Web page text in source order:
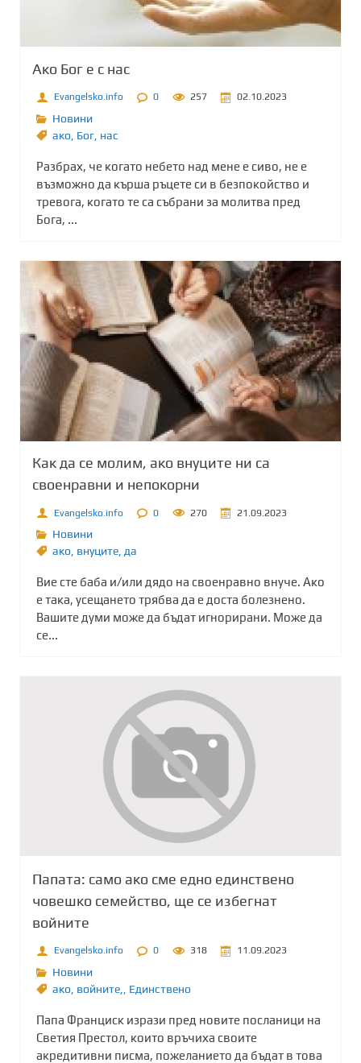
Ако Бог е с нас
Evangelsko.info 0 257 02.10.2023
Новини
ако Бог нас
Разбрах, че когато небето над мене е сиво, не е
възможно да кърша ръцете си в безпокойство и
тревога, когато те са събрани за молитва пред
Бога, ...
Как да се молим, ако внуците ни са
своенравни и непокорни
Evangelsko.info 0 270 21.09.2023
Новини
ако, внуците, да
Вие сте баба и/или дядо на своенравно внуче. Ако
е така, усещането трябва да е доста болезнено.
Вашите думи може да бъдат игнорирани. Може да
се...
Папата: само ако сме едно единствено
човешко семейство, ще се избегнат
войните
Evangelsko.info 0 318 11.09.2023
Новини
ако войните, Единствено
Папа Франциск изрази пред новите посланици на
Светия Престол, които връчиха своите
акредитивни писма, пожеланието да бъдат в това